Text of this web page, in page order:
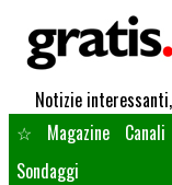
Notizie
☆
Magazine Canali
Sondaggi